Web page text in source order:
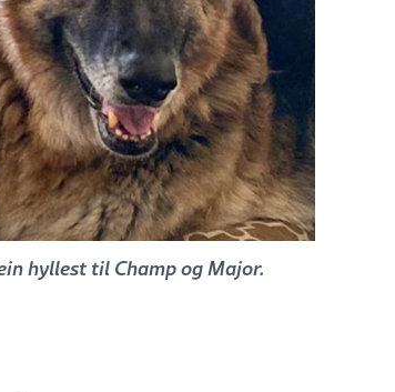
hyllest til Champ og Major.